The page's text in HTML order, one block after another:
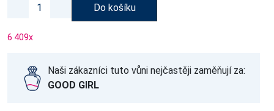
Do košíku
6 409x
Naši zákazníci tuto vůni nejčastěji zaměňují za:
GOOD GIRL